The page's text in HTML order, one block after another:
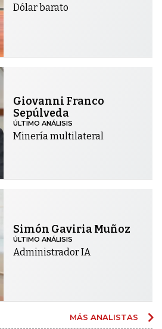
Dólar barato
Giovanni Franco
Sepúlveda
ÚLTIMO ANÁLISIS
Minería multilateral
Simón Gaviria Muñoz
ÚLTIMO ANÁLISIS
Administrador IA
MÁS ANALISTAS